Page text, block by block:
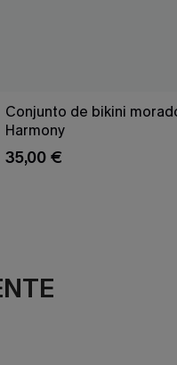
Conjunto de bikini
Harmony
35,00 €